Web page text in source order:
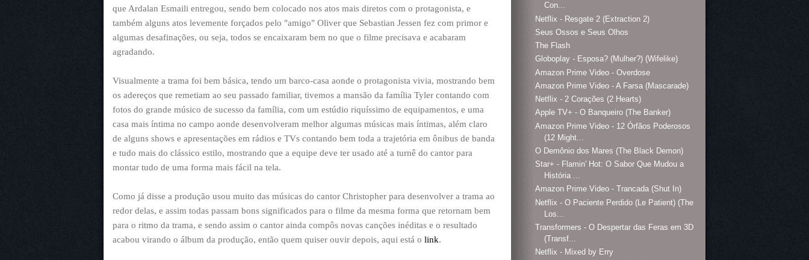
que Ardalan Esmaili entregou, sendo bem colocado nos atos mais diretos com o protagonista, e
também alguns atos levemente forçados pelo "amigo" Oliver que Sebastian Jessen fez com primor e
algumas desafinações, ou seja, todos se encaixaram bem no que o filme precisava e acabaram
agradando.
Visualmente a trama foi bem básica, tendo um barco-casa aonde o protagonista vivia, mostrando bem
os adereços que remetiam ao seu passado familiar, tivemos a mansão da família Tyler contando com
fotos do grande músico de sucesso da família, com um estúdio riquíssimo de equipamentos, e uma
casa mais íntima no campo aonde desenvolveram melhor algumas músicas mais íntimas, além claro
de alguns shows e apresentações em rádios e TVs contando bem toda a trajetória em ônibus de banda
e tudo mais do clássico estilo, mostrando que a equipe deve ter usado até a turnê do cantor para
montar tudo de uma forma mais fácil na tela.
Como já disse a produção usou muito das músicas do cantor Christopher para desenvolver a trama ao
redor delas, e assim todas passam bons significados para o filme da mesma forma que retornam bem
para o ritmo da trama, e sendo assim o cantor ainda compôs novas canções inéditas e o resultado
acabou virando o álbum da produção, então quem quiser ouvir depois, aqui está o link.
Con...
Netflix - Resgate 2 (Extraction 2)
Seus Ossos e Seus Olhos
The Flash
Globoplay - Esposa? (Mulher?) (Wifelike)
Amazon Prime Video - Overdose
Amazon Prime Video - A Farsa (Mascarade)
Netflix - 2 Corações (2 Hearts)
Apple TV+ - O Banqueiro (The Banker)
Amazon Prime Video - 12 Órfãos Poderosos
(12 Might...
O Demônio dos Mares (The Black Demon)
Star+ - Flamin' Hot: O Sabor Que Mudou a
História ...
Amazon Prime Video - Trancada (Shut In)
Netflix - O Paciente Perdido (Le Patient) (The
Los...
Transformers - O Despertar das Feras em 3D
(Transf...
Netflix - Mixed by Erry